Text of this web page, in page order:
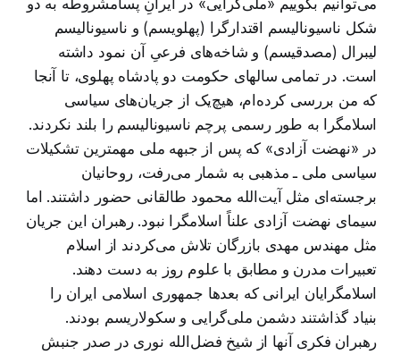
شکل ناسیونالیسم اقتدارگرا (پهلویسم) و ناسیونالیسم
لیبرال (مصدقیسم) و شاخه‌های فرعیِ آن نمود داشته
است. در تمامی سالهای حکومت دو پادشاه پهلوی، تا آنجا
که من بررسی کرده‌ام، هیچ‌یک از جریان‌های سیاسی
اسلامگرا به طور رسمی پرچم ناسیونالیسم را بلند نکردند.
در «نهضت آزادی» که پس از جبهه ملی مهمترین تشکیلات
سیاسی ملی ـ مذهبی به شمار می‌رفت، روحانیان
برجسته‌ای مثل آیت‌الله محمود طالقانی حضور داشتند. اما
سیمای نهضت آزادی علناً اسلامگرا نبود. رهبران این جریان
مثل مهندس مهدی بازرگان تلاش می‌کردند از اسلام
تعبیرات مدرن و مطابق با علوم روز به دست دهند.
اسلامگرایان ایرانی که بعدها جمهوری اسلامی ایران را
بنیاد گذاشتند دشمن ملی‌گرایی و سکولاریسم بودند.
رهبران فکری آنها از شیخ فضل‌الله نوری در صدر جنبش